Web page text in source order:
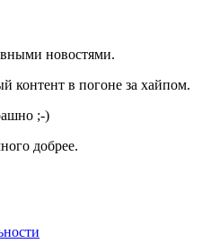
новостями.
контент в погоне за хайпом.
;-)
добрее.